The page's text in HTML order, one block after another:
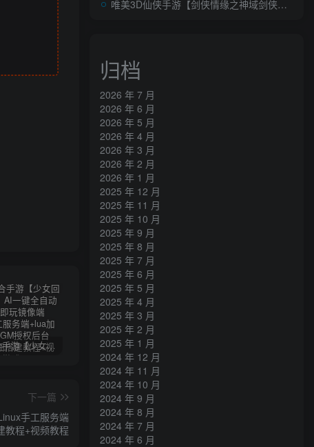
卡牌回合手游【少女回战初始版】AI一键全自动搭建+一键即玩镜像端+Linux手工服务端+lua加解密工具+GM授权后台+安卓+详细搭建教程+视频教程
下一篇
手工服务端
教程+视频教程
唯美3D仙侠手游【剑侠情缘之神域剑侠】AI一键全自动搭建+12月最新整理Linux手工服务端+攻略文档+四件套+加解密工具+GM后台+安卓+详细搭建教程+视频教程
归档
2026 年 7 月
2026 年 6 月
2026 年 5 月
2026 年 4 月
2026 年 3 月
2026 年 2 月
2026 年 1 月
2025 年 12 月
2025 年 11 月
2025 年 10 月
2025 年 9 月
2025 年 8 月
2025 年 7 月
2025 年 6 月
2025 年 5 月
2025 年 4 月
2025 年 3 月
2025 年 2 月
2025 年 1 月
2024 年 12 月
2024 年 11 月
2024 年 10 月
2024 年 9 月
2024 年 8 月
2024 年 7 月
2024 年 6 月